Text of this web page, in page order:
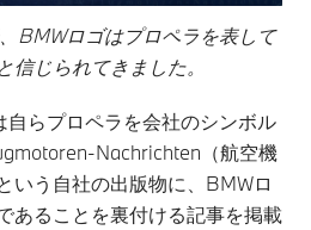
BMWロゴはプロペラを表して
信じられてきました。
らプロペラを会社のシンボル
Nachrichten（航空機
いう自社の出版物に、BMWロ
あることを裏付ける記事を掲載